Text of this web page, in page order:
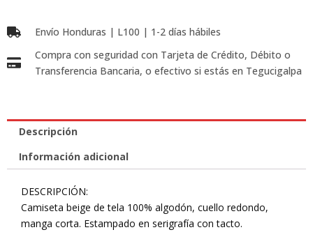
Envío Honduras | L100 | 1-2 días hábiles
Compra con seguridad con Tarjeta de Crédito, Débito o
Transferencia Bancaria, o efectivo si estás en Tegucigalpa
Descripción
Información adicional
DESCRIPCIÓN:
Camiseta beige de tela 100% algodón, cuello redondo,
manga corta. Estampado en serigrafía con tacto.